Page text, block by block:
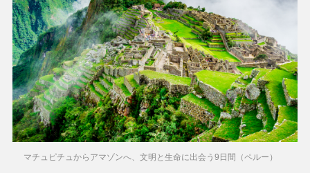
マチュピチュからアマゾンへ、文明と生命に出会う9日間（ペルー）